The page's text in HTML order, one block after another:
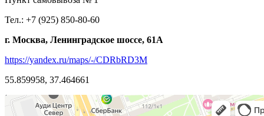
Тел.: +7 (925) 850-80-60
г. Москва, Ленинградское шоссе, 61А
https://yandex.ru/maps/-/CDRbRD3M
55.859958, 37.464661